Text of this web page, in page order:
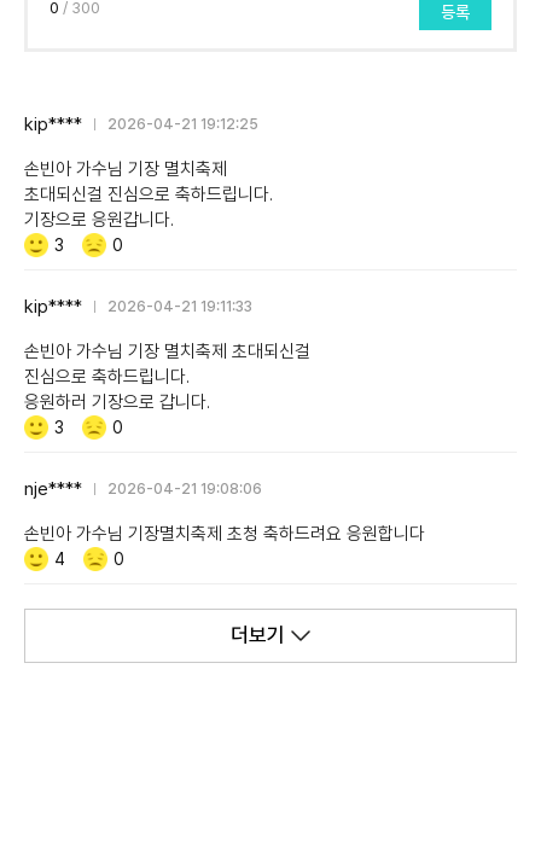
0 / 300 등록
kip**** 2026-04-21 19:12:25
손빈아 가수님 기장 멸치축제
초대되신걸 진심으로 축하드립니다.
기장으로 응원갑니다.
Like/Dislike
공
3
비
0
kip**** 2026-04-21 19:11:33
손빈아 가수님 기장 멸치축제 초대되신걸
진심으로 축하드립니다.
응원하러 기장으로 갑니다.
Like/Dislike
공
3
비
0
nje**** 2026-04-21 19:08:06
손빈아 가수님 기장멸치축제 초청 축하드려요 응원합니다
Like/Dislike
공
4
비
감
0
더보기